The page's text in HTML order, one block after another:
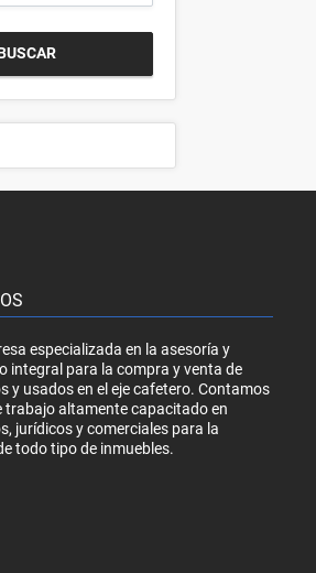
especializada en la asesoría y
integral para la compra y venta de
y usados en el eje cafetero. Contamos
trabajo altamente capacitado en
jurídicos y comerciales para la
todo tipo de inmuebles.